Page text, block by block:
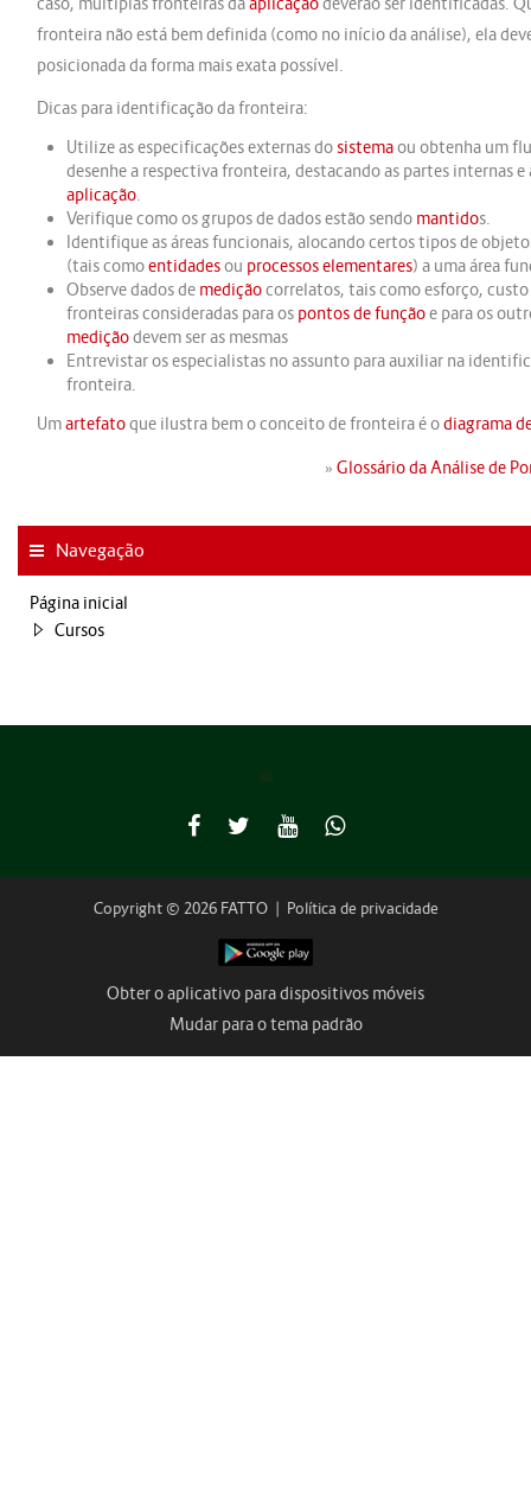
fronteira não está bem definida (como no início da análise), ela
posicionada da forma mais exata possível.
Dicas para identificação da fronteira:
Utilize as especificações externas dosistemaou obtenha um
desenhe a respectiva fronteira, destacando as partes internas e
aplicação.
Verifique como os grupos de dados estão sendo mantidos.
Identifique as áreas funcionais, alocando certos tipos de
(tais comoentidadesou processos elementares) a uma área
Observe dados de mediçãocorrelatos, tais como esforço,
fronteiras consideradas para os pontos de funçãoe para os
mediçãodevem ser as mesmas
Entrevistar os especialistas no assunto para auxiliar na
fronteira.
Umartefatoque ilustra bem o conceito de fronteira é odiagrama
» Glossário da Análise de
Navegação
Página inicial
Cursos
Copyright © 2026 FATTO | Política de privacidade
Obter o aplicativo para dispositivos móveis
Mudar para o tema padrão